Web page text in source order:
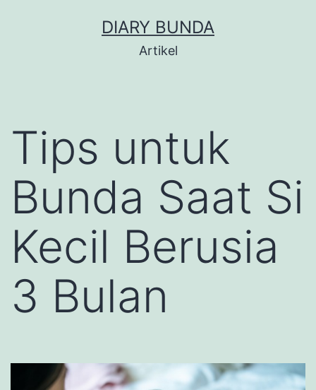
DIARY BUNDA
Artikel
Tips untuk
Bunda Saat Si
Kecil Berusia
3 Bulan